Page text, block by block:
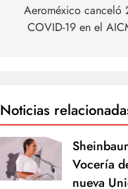
de
entradas
Aeroméxico canceló
COVID-19 en el
Noticias
Vocería
nueva